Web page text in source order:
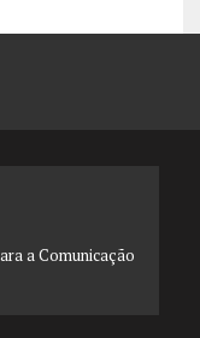
a Comunicação